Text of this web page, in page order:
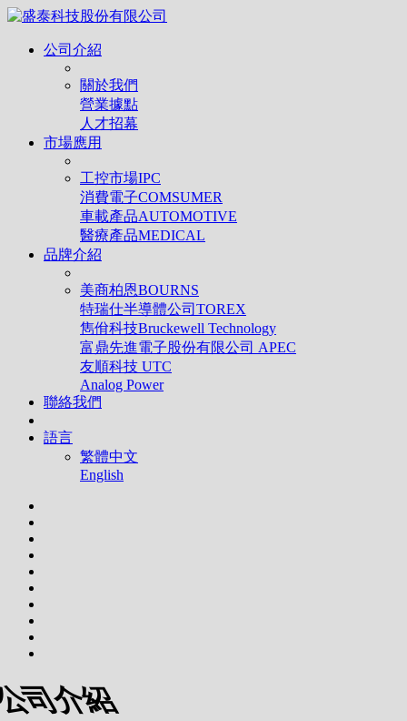
公司介紹
關於我們
營業據點
人才招幕
市場應用
工控市場IPC
消費電子COMSUMER
車載產品AUTOMOTIVE
醫療產品MEDICAL
品牌介紹
美商柏恩BOURNS
特瑞仕半導體公司TOREX
雋佾科技Bruckewell Technology
富鼎先進電子股份有限公司 APEC
友順科技 UTC
Analog Power
聯絡我們
語言
繁體中文
English
司介紹